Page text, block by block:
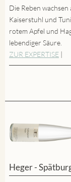
Die Reben
Kaiserstuhl und
rotem Apfel und
lebendiger Säure.
ZUR EXPERTISE |
Heger -